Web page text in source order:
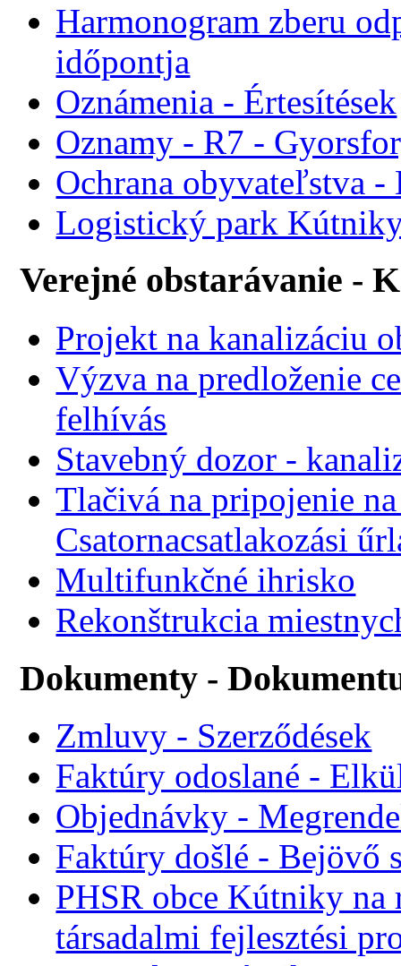
Harmonogram zberu
időpontja
Oznámenia - Értesítések
Oznamy - R7 -
Ochrana obyvateľstva -
Logistický park
Verejné obstarávanie -
Projekt na kanalizáciu
Výzva na predloženie
felhívás
Stavebný dozor -
Tlačivá na pripojenie
Csatornacsatlakozási
Multifunkčné ihrisko
Rekonštrukcia
Dokumenty -
Zmluvy - Szerződések
Faktúry odoslané -
Objednávky -
Faktúry došlé - Bejövő
PHSR obce Kútniky na
társadalmi fejlesztési